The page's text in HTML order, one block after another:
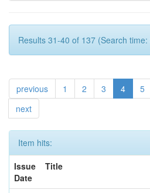
Results 31-40 of 137 (Search
previous 1 2 3 4 5
next
Item hits:
Issue
Date
Title